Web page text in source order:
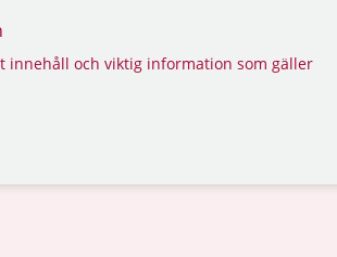
innehåll och viktig information som gäller